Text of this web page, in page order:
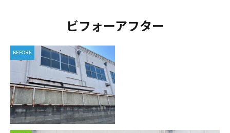
ビフォーアフター
BEFORE